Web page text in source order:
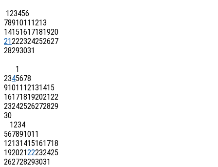
123456
78910111213
14151617181920
21222324252627
28293031
1
2345678
9101112131415
16171819202122
23242526272829
30
1234
567891011
12131415161718
19202122232425
262728293031